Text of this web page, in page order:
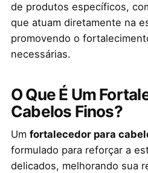
de produtos específicos,
que atuam diretamente na
promovendo o
necessárias.
O Que É Um
Cabelos Finos?
Um fortalecedor para
formulado para reforçar a
delicados, melhorando sua